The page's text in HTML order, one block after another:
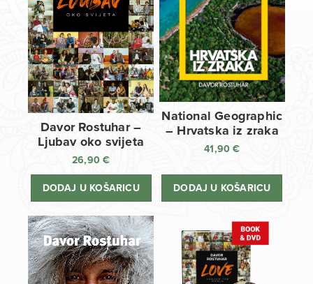
Davor Rostuhar –
Ljubav oko svijeta
26,90€
DODAJ U KOŠARICU
National Geographic
– Hrvatska iz zraka
41,90€
DODAJ U KOŠARICU